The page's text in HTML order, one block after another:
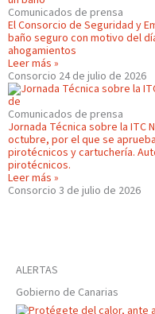
Comunicados de prensa
El Consorcio de Seguridad y
baño seguro con motivo del
ahogamientos
Leer más »
Consorcio 24 de julio de 2026
Comunicados de prensa
Jornada Técnica sobre la ITC
octubre, por el que se
pirotécnicos y cartuchería.
pirotécnicos.
Leer más »
Consorcio 3 de julio de 2026
ALERTAS
Gobierno de Canarias